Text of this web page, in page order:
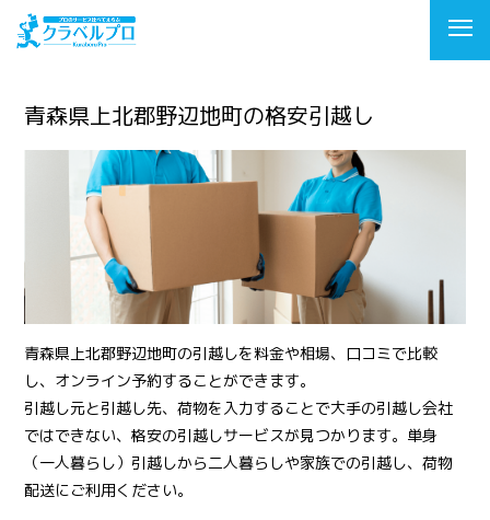
青森県上北郡野辺地町の格安引越し
青森県上北郡野辺地町の引越しを料金や相場、口コミで比較
し、オンライン予約することができます。
引越し元と引越し先、荷物を入力することで大手の引越し会社
ではできない、格安の引越しサービスが見つかります。単身
（一人暮らし）引越しから二人暮らしや家族での引越し、荷物
配送にご利用ください。